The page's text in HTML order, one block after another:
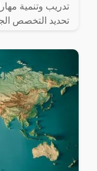
تدريب وتنمية
تحديد التخصص